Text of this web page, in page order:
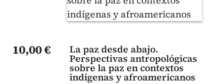
10,00 € La paz desde abajo.
Perspectivas antropológicas
sobre la paz en contextos
indígenas y afroamericanos